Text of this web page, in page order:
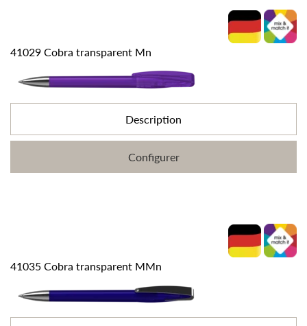
41029 Cobra transparent Mn
Description
Configurer
41035 Cobra transparent MMn